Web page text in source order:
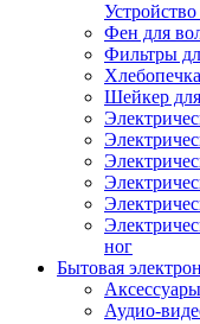
Фен для
Фильтры
Хлебопечка
Шейкер
ног
Бытовая
Аудио-